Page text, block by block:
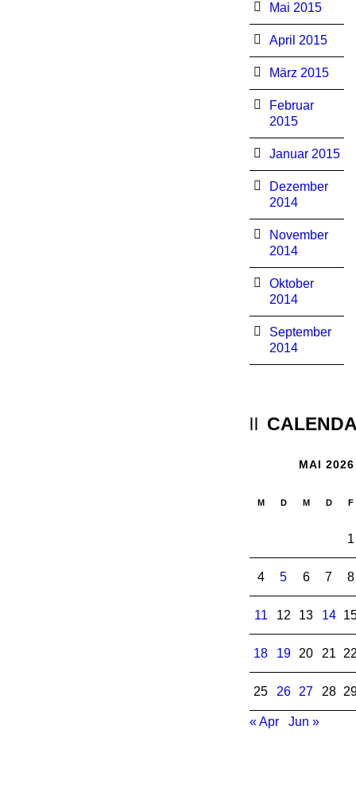
Mai 2015
April 2015
März 2015
Februar
2015
Januar 2015
Dezember
2014
November
2014
Oktober
2014
September
2014
MAI 2026
M D M D F
1
4 5 6 7 8
11 12 13 14
18 19 20 21
25 26 27 28
« Apr Jun »